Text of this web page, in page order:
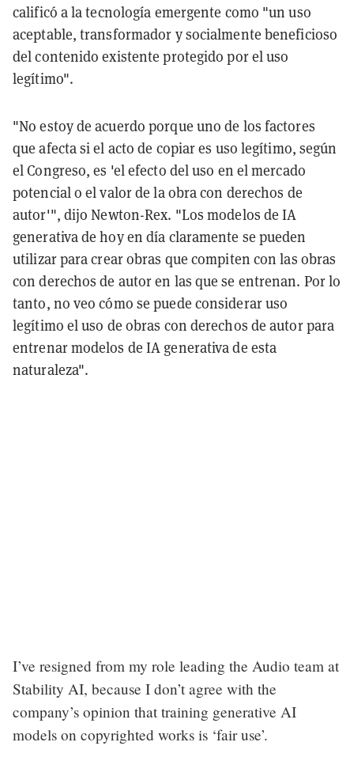
calificó a la tecnología emergente como "un uso
aceptable, transformador y socialmente beneficioso
del contenido existente protegido por el uso
legítimo".
"No estoy de acuerdo porque uno de los factores
que afecta si el acto de copiar es uso legítimo, según
el Congreso, es 'el efecto del uso en el mercado
potencial o el valor de la obra con derechos de
autor'", dijo Newton-Rex. "Los modelos de IA
generativa de hoy en día claramente se pueden
utilizar para crear obras que compiten con las obras
con derechos de autor en las que se entrenan. Por lo
tanto, no veo cómo se puede considerar uso
legítimo el uso de obras con derechos de autor para
entrenar modelos de IA generativa de esta
naturaleza".
I’ve resigned from my role leading the Audio team at
Stability AI, because I don’t agree with the
company’s opinion that training generative AI
models on copyrighted works is ‘fair use’.